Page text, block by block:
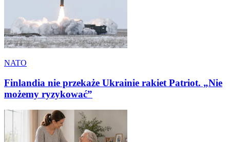
NATO
Finlandia nie przekaże Ukrainie rakiet Patriot. „Nie
możemy ryzykować”